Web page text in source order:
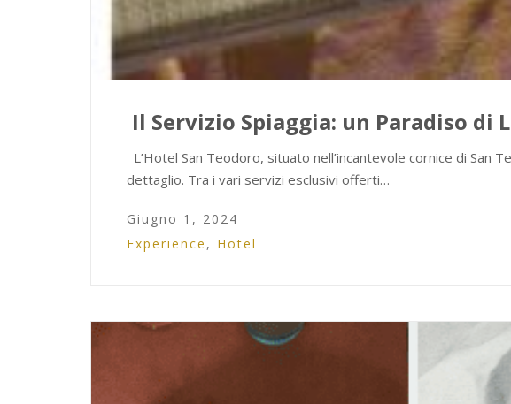
Il Servizio Spiaggia: un Paradiso di
L’Hotel San Teodoro, situato nell’incantevole cornice di San
dettaglio. Tra i vari servizi esclusivi offerti…
Giugno 1, 2024
Experience , Hotel